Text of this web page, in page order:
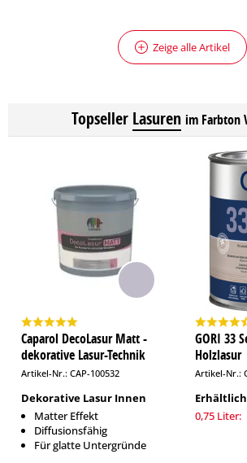
Zeige alle Artikel
Topseller Lasuren im Farbton
Caparol DecoLasur Matt -
dekorative Lasur-Technik
Artikel-Nr.: CAP-100532
Dekorative Lasur Innen
Matter Effekt
Diffusionsfähig
Für glatte Untergründe
GORI 33
Holzlasur
Artikel-Nr.:
0,75 Liter: